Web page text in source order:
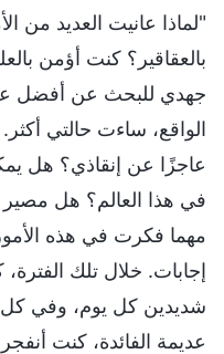
"لماذا عانيت العديد من
بالعقاقير؟ كنت أؤمن
جهدي للبحث عن أفضل
الواقع، ساءت حالتي
عاجزًا عن إنقاذي؟ هل
في هذا العالم؟ هل
مهما فكرت في هذه
إجابات. خلال تلك
شديدين كل يوم، وفي كل
عديمة الفائدة، كنت